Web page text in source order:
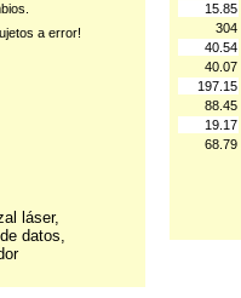
a error!
láser,
datos,
15.85
304
40.54
40.07
197.15
88.45
19.17
68.79